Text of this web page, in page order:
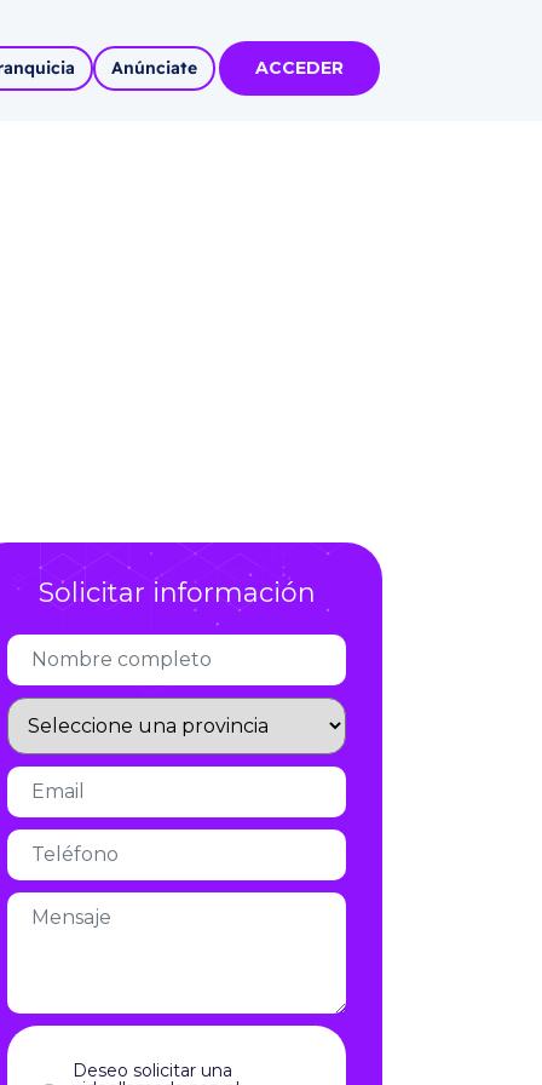
Infórmate
Anúnciate ACCEDER
Solicitar información
Deseo solicitar una